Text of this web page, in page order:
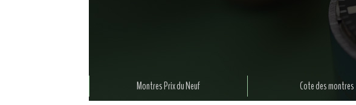
Montres Prix du Neuf Cote des montres